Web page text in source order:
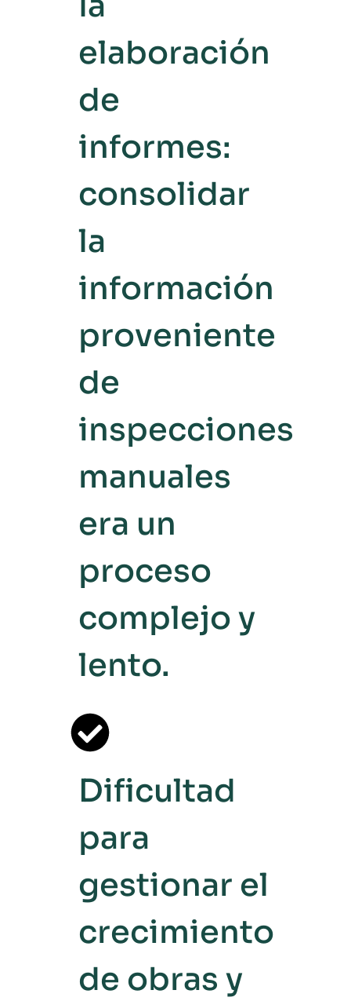
elaboración
de
informes:
consolidar
la
información
proveniente
de
inspecciones
manuales
era un
proceso
complejo y
lento.
Dificultad
para
gestionar el
crecimiento
de obras y